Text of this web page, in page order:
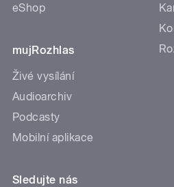
eShop
mujRozhlas
Živé vysílání
Audioarchiv
Podcasty
Mobilní aplikace
Sledujte nás